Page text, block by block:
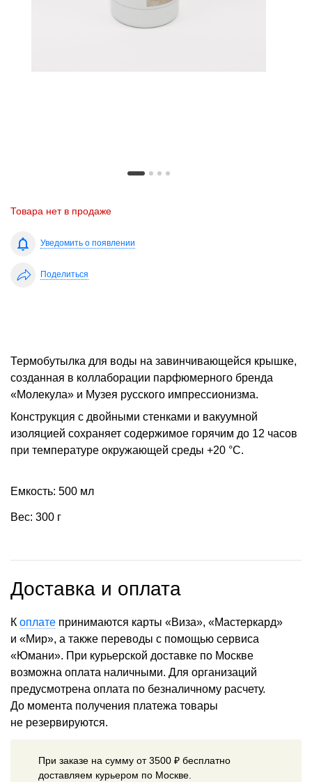
Товара нет в продаже
Уведомить о появлении
Поделиться
Термобутылка для воды на завинчивающейся крышке,
созданная в коллаборации парфюмерного бренда
«Молекула» и Музея русского импрессионизма.
Конструкция с двойными стенками и вакуумной
изоляцией сохраняет содержимое горячим до 12 часов
при температуре окружающей среды +20 °С.
Емкость: 500 мл
Вес: 300 г
Доставка и оплата
К оплате принимаются карты «Виза», «Мастеркард»
и «Мир», а также переводы с помощью сервиса
«Юмани». При курьерской доставке по Москве
возможна оплата наличными. Для организаций
предусмотрена оплата по безналичному расчету.
До момента получения платежа товары
не резервируются.
При заказе на сумму от 3500 ₽ бесплатно
доставляем курьером по Москве.